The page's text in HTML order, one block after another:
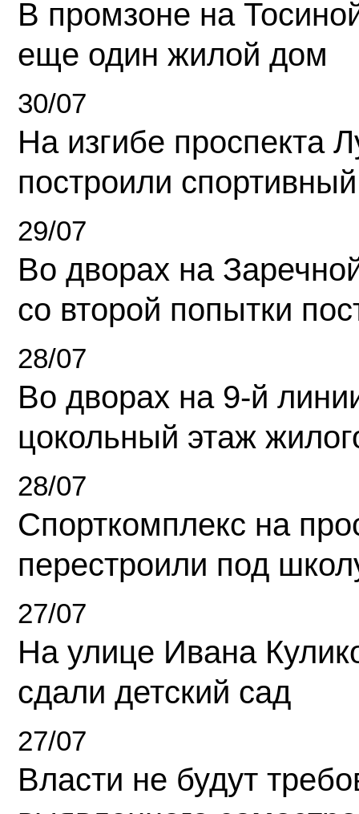
В промзоне на
еще один жилой дом
30/07
На изгибе проспекта
построили
29/07
Во дворах на
со второй попытки
28/07
Во дворах на 9-й
цокольный этаж
28/07
Спорткомплекс на
перестроили под
27/07
На улице Ивана
сдали детский сад
27/07
Власти не будут